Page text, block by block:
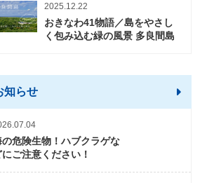
2025.12.22
おきなわ41物語／島をやさし
く包み込む緑の風景 多良間島
知らせ
の危険生物！ハブクラゲな
にご注意ください！